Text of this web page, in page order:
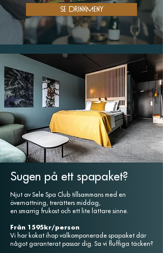
Se Drinkmeny
Sugen på ett spapaket?
Njut av Sele Spa Club tillsammans med en
övernattning, trerätters middag,
en smarrig frukost och ett lite lättare sinne.
Från 1595kr/person
Vi har kokat ihop välkomponerade spapaket där
något garanterat passar dig. Sa vi fluffiga täcken?